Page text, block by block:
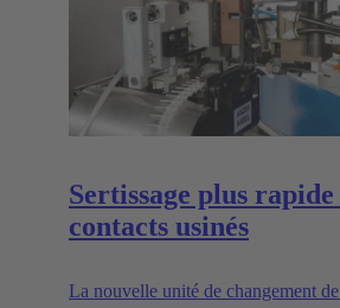
Sertissage plus rapide
contacts usinés
La nouvelle unité de changement